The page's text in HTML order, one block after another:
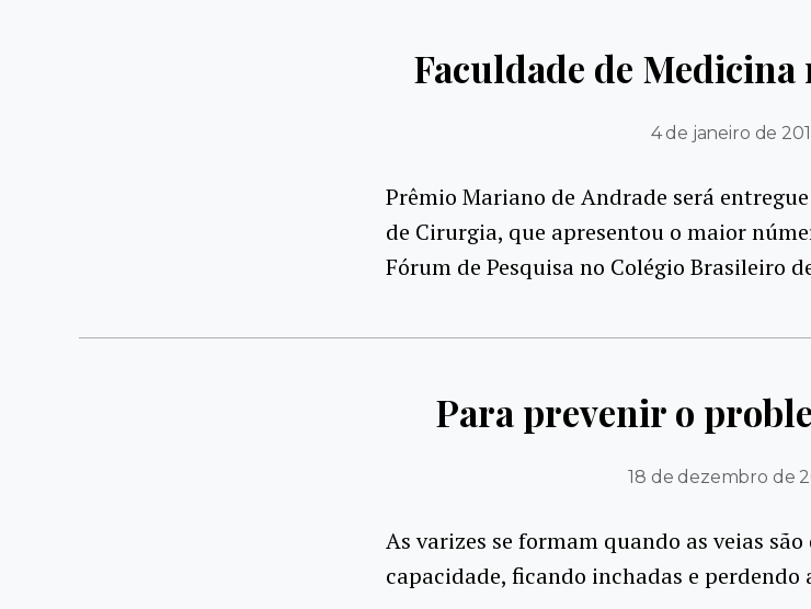
Faculdade de Medicina
4 de janeiro de
Prêmio Mariano de Andrade será
de Cirurgia, que apresentou o maior
Fórum de Pesquisa no Colégio Brasileiro
Para prevenir o
18 de dezembro de
As varizes se formam quando as veias
capacidade, ficando inchadas e